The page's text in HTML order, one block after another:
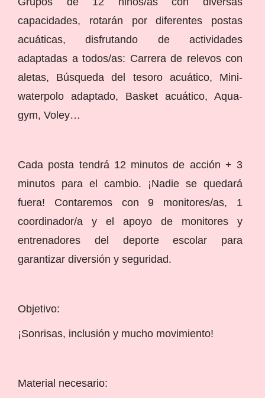
capacidades, rotarán por diferentes postas
acuáticas, disfrutando de actividades
adaptadas a todos/as: Carrera de relevos con
aletas, Búsqueda del tesoro acuático, Mini-
waterpolo adaptado, Basket acuático, Aqua-
gym, Voley…
Cada posta tendrá 12 minutos de acción + 3
minutos para el cambio. ¡Nadie se quedará
fuera! Contaremos con 9 monitores/as, 1
coordinador/a y el apoyo de monitores y
entrenadores del deporte escolar para
garantizar diversión y seguridad.
Objetivo:
¡Sonrisas, inclusión y mucho movimiento!
Material necesario: